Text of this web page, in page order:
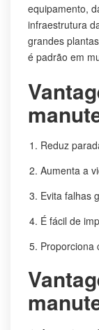
equipamento,
infraestrutura
grandes
é padrão em
Reduz
Aumenta a
Evita falhas
É fácil de
Proporciona